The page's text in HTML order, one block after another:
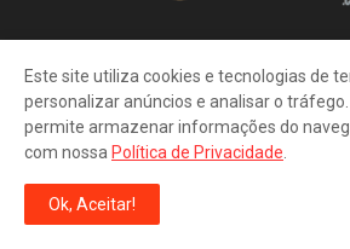
Desemprego. Cadastro SINE.
Este site utiliza cookies e tecnologias de
personalizar anúncios e analisar o
permite armazenar informações do
com nossa Política de Privacidade
Ok, Aceitar!